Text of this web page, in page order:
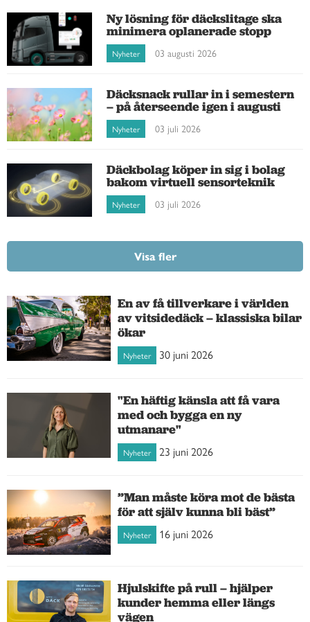
Ny lösning för däckslitage ska
minimera oplanerade stopp
Nyheter 03 augusti 2026
Däcksnack rullar in i semestern
– på återseende igen i augusti
Nyheter 03 juli 2026
Däckbolag köper in sig i bolag
bakom virtuell sensorteknik
Nyheter 03 juli 2026
Visa fler
En av få tillverkare i världen
av vitsidedäck – klassiska bilar
ökar
Nyheter 30 juni 2026
"En häftig känsla att få vara
med och bygga en ny
utmanare"
Nyheter 23 juni 2026
”Man måste köra mot de bästa
för att själv kunna bli bäst”
Nyheter 16 juni 2026
Hjulskifte på rull – hjälper
kunder hemma eller längs
vägen